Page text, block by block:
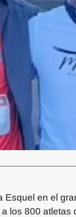
Esquel en el
los 800 atletas